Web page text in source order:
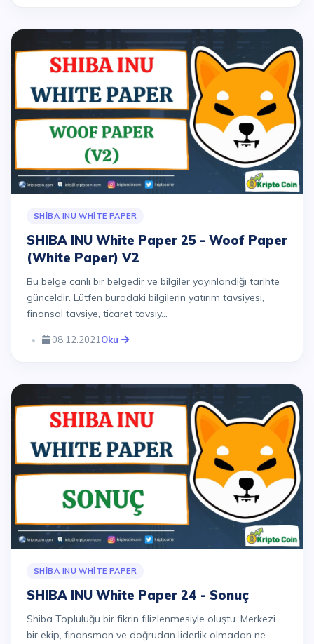
SHIBA INU WHITE PAPER
SHIBA INU White Paper 25 - Woof Paper
(White Paper) V2
Bu belge canlı bir belgedir ve bilgiler yayınlandığı tarihte
günceldir. Lütfen buradaki bilgilerin yatırım tavsiyesi,
finansal tavsiye, ticaret tavsiy...
08.12.2021Oku
SHIBA INU WHITE PAPER
SHIBA INU White Paper 24 - Sonuç
Shiba Topluluğu bir fikrin filizlenmesiyle oluştu. Merkezi
bir ekip, finansman ve doğrudan liderlik olmadan ne